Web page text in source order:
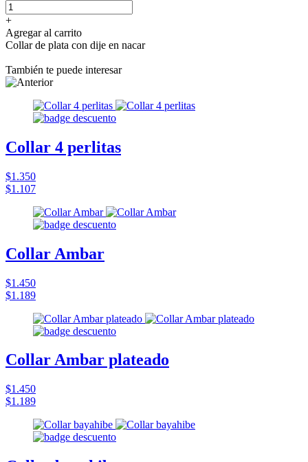
+
Agregar al carrito
Collar de plata con dije en nacar
También te puede interesar
Collar 4 perlitas
$1.350
$1.107
Collar Ambar
$1.450
$1.189
Collar Ambar plateado
$1.450
$1.189